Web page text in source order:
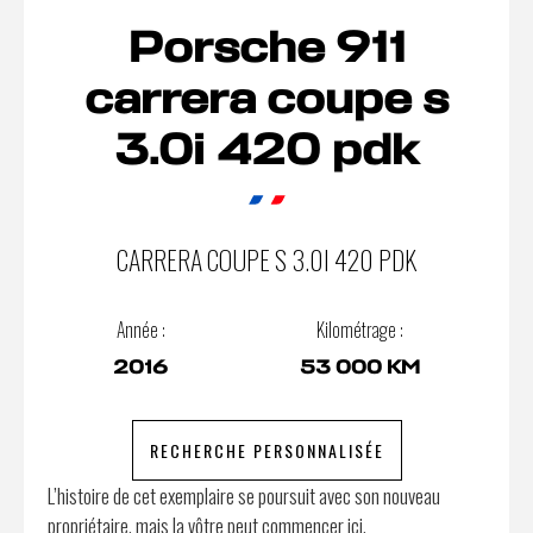
Porsche 911
carrera coupe s
3.0i 420 pdk
CARRERA COUPE S 3.0I 420 PDK
Année :
2016
Kilométrage :
53 000 KM
RECHERCHE PERSONNALISÉE
L’histoire de cet exemplaire se poursuit avec son nouveau
propriétaire, mais la vôtre peut commencer ici.